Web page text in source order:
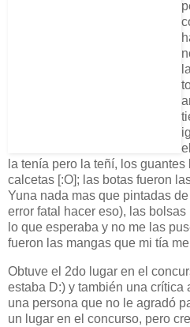
la tenía pero la teñí, los
calcetas [:O]; las botas fueron
Yuna nada mas que pintadas
error fatal hacer eso), las
lo que esperaba y no me las
fueron las mangas que mi tía
Obtuve el 2do lugar en el
estaba D:) y también una crítica
una persona que no le agradó
un lugar en el concurso, pero